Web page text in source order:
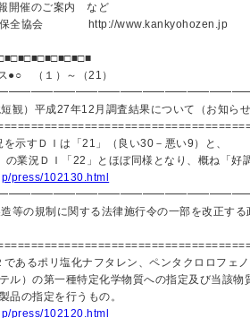
開催のご案内 など
境保全協会 http://www.kankyohozen.jp
（１）～（21）
観）平成27年12月調査結果について（お知ら
示すＤＩは「21」（良い30－悪い9）と、
の業況ＤＩ「22」とほぼ同様となり、概ね「好
press/102130.html
等の規制に関する法律施行令の一部を改正する
あるポリ塩化ナフタレン、ペンタクロロフェ
ル）の第一種特定化学物質への指定及び当該物
の指定を行うもの。
press/102120.html